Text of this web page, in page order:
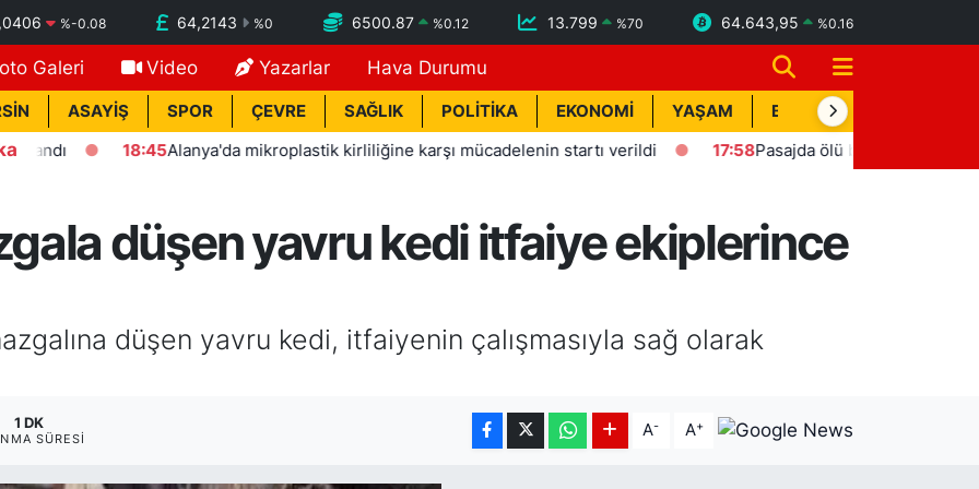
%-0.08 64,2143 %0 6500.87 %0.12 13.799 %70 64.643,95 %0.16
Galeri Video Yazarlar Hava Durumu
ASAYİŞ SPOR ÇEVRE SAĞLIK POLİTİKA EKONOMİ YAŞAM BİK İLAN
18:45 Alanya'da mikroplastik kirliliğine karşı mücadelenin startı verildi 17:58 Pasajda ölü bulunan Eyüp Can
düşen yavru kedi itfaiye ekiplerince
düşen yavru kedi, itfaiyenin çalışmasıyla sağ olarak
1 DK
SÜRESI A- A+